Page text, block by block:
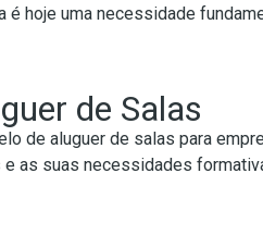
é hoje uma necessidade
de Salas
de aluguer de salas para
as suas necessidades